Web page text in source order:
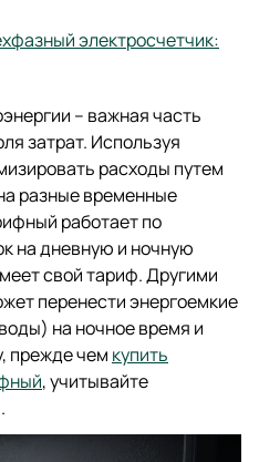
электросчетчик:
– важная часть
затрат. Используя
расходы путем
разные временные
работает по
на дневную и ночную
свой тариф. Другими
перенести энергоемкие
на ночное время и
прежде чем купить
, учитывайте